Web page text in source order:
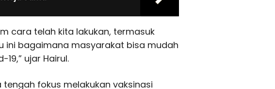
cara telah kita lakukan, termasuk
ini bagaimana masyarakat bisa mudah
ujar Hairul.
fokus melakukan vaksinasi